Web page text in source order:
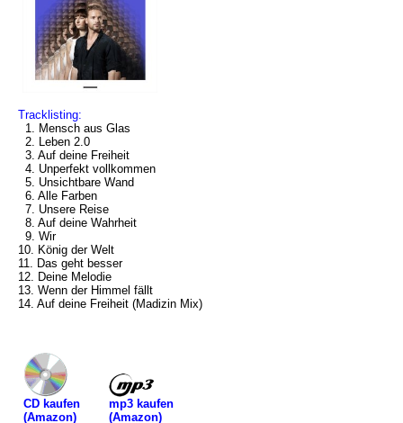
Tracklisting:
1. Mensch aus Glas
2. Leben 2.0
3. Auf deine Freiheit
4. Unperfekt vollkommen
5. Unsichtbare Wand
6. Alle Farben
7. Unsere Reise
8. Auf deine Wahrheit
9. Wir
10. König der Welt
11. Das geht besser
12. Deine Melodie
13. Wenn der Himmel fällt
14. Auf deine Freiheit (Madizin Mix)
CD kaufen
(Amazon)
mp3 kaufen
(Amazon)